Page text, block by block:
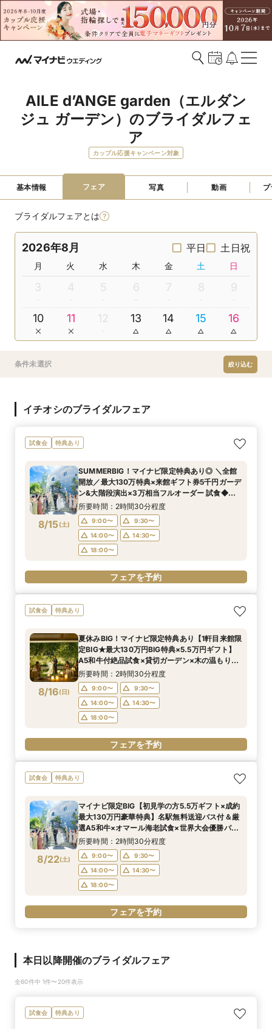
AILE d’ANGE garden（エルダン
ジュ ガーデン）のブライダルフェ
ア
カップル応援キャンペーン対象
基本情報 フェア 写真 動画
ブライダルフェアとは
2026年8月 平日 土日祝
月 火 水 木 金 土 日
3 4 5 6 7 8 9
10 11 12 13 14 15 16
条件未選択 絞り込む
イチオシのブライダルフェア
試食会 特典あり
8/15(土)
SUMMERBIG！マイナビ限定特典あり◎ ＼全館
開放／最大130万特典×来館ギフト券5千円ガーデ
ン&大階段演出×3万相当フルオーダー 試食◆一
流シェフカウンセ リング×NGナシ★1組貸切
所要時間：2時間30分程度
9:00〜
9:30〜
14:00〜
14:30〜
18:00〜
フェアを予約
試食会 特典あり
8/16(日)
夏休みBIG！マイナビ限定特典あり【1軒目来館限
定BIG★最大130万円BIG特典×5.5万円ギフト】
A5和牛付絶品試食×貸切ガーデン×木の温もりが
包み込むチャペル体験
所要時間：2時間30分程度
9:00〜
9:30〜
14:00〜
14:30〜
18:00〜
フェアを予約
試食会 特典あり
8/22(土)
マイナビ限定BIG【初見学の方5.5万ギフト×成約
最大130万円豪華特典】名駅無料送迎バス付＆厳
選A5和牛×オマール海老試食×世界大会優勝パ
ティシエのレシピ★デザートブッフェ40名様分
プレゼント！
所要時間：2時間30分程度
9:00〜
9:30〜
14:00〜
14:30〜
18:00〜
フェアを予約
本日以降開催のブライダルフェア
全60件中 1件〜20件表示
試食会 特典あり